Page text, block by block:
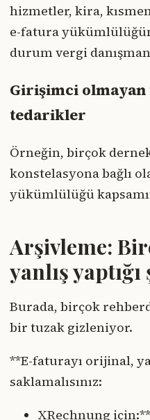
hizmetler, kira,
e-fatura
durum vergi
Girişimci
tedarikler
Örneğin, birçok
konstelasyona bağlı
yükümlülüğü
Arşivleme:
yanlış yaptığı
Burada, birçok
bir tuzak gizleniyor.
**E-faturayı orijinal,
saklamalısınız:
XRechnung